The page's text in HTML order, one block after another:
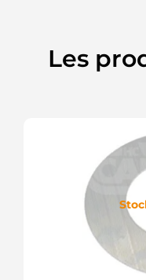
Les